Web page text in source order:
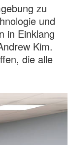
zu
und
in Einklang
Kim.
die alle